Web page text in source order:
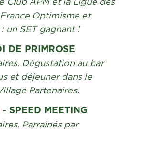
Club APM et la Ligue des
Optimisme et
un SET gagnant !
DE PRIMROSE
Dégustation au bar
et déjeuner dans le
Partenaires.
SPEED MEETING
Parrainés par